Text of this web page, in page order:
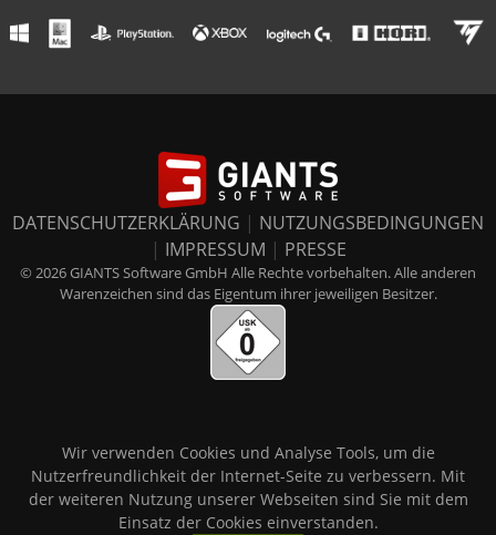
DATENSCHUTZERKLÄRUNG | NUTZUNGSBEDINGUNGEN
| IMPRESSUM | PRESSE
© 2026 GIANTS Software GmbH Alle Rechte vorbehalten. Alle anderen
Warenzeichen sind das Eigentum ihrer jeweiligen Besitzer.
Wir verwenden Cookies und Analyse Tools, um die
Nutzerfreundlichkeit der Internet-Seite zu verbessern. Mit
der weiteren Nutzung unserer Webseiten sind Sie mit dem
Einsatz der Cookies einverstanden.